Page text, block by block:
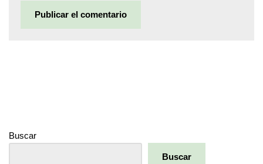
Buscar
Buscar